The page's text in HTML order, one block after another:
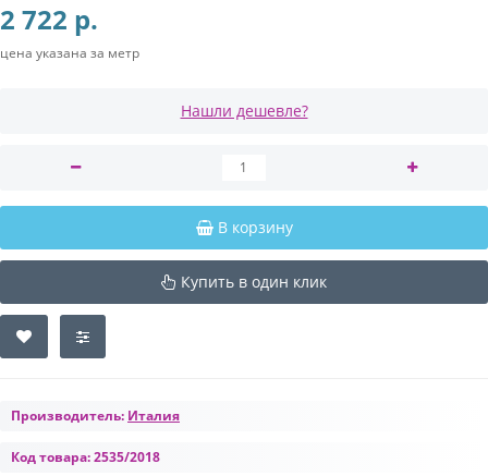
2 722 р.
цена указана за метр
Нашли дешевле?
В корзину
Купить в один клик
Производитель: Италия
Код товара:2535/2018